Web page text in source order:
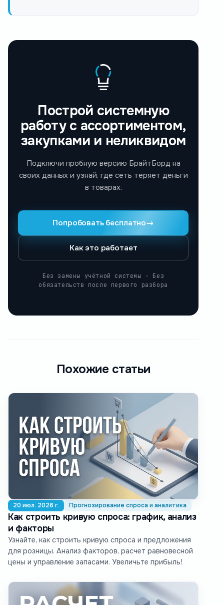
Построй системную
работу с ассортиментом,
закупками и неликвидом
Подключи пробную версию БрайтБорд на
своих данных и узнай, где сеть теряет деньги
в товарах.
Попробовать бесплатно→
Как это работает
Без замены учётной системы · Без
обязательств после первого разбора
Похожие статьи
20 июл. 2026 г. Прогнозирование спроса и аналитика
Как строить кривую спроса: график, анализ
и факторы
Узнайте, как строить кривую спроса и предложения
для розницы. Анализ факторов, расчет равновесной
цены и управление запасами. Увеличьте прибыль!